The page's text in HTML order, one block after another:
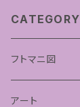
CATEGORY
フトマニ図
あわうた
アート